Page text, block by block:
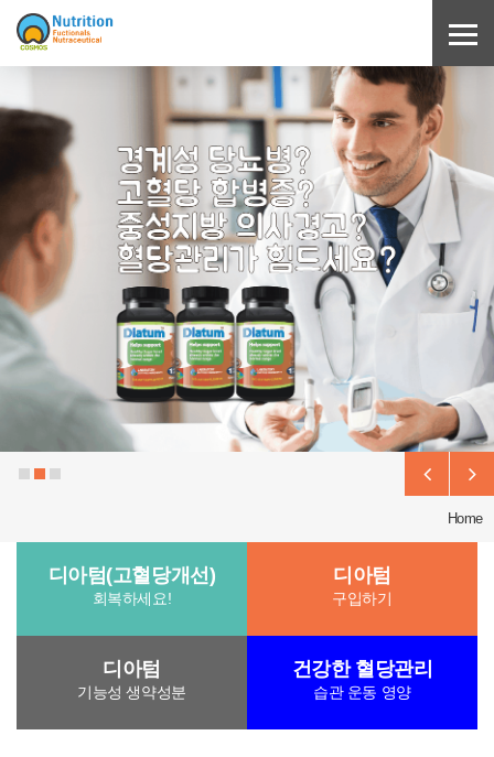
Home
디아텀(고혈당개선)
회복하세요!
디아텀
구입하기
디아텀
기능성 생약성분
건강한 혈당관리
습관 운동 영양